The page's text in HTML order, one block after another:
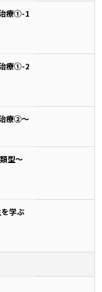
治療①-1
治療①-2
療②～
類型～
学ぶ